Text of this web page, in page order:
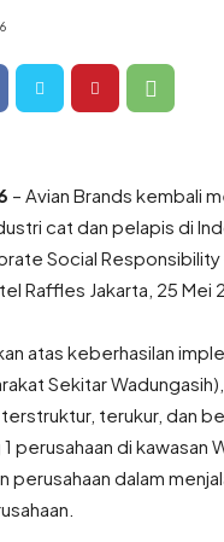
– Avian Brands kembali
cat dan pelapis di
Social Responsibility
Raffles Jakarta, 25 Mei
atas keberhasilan
Sekitar
terukur, dan
1 perusahaan di
dalam